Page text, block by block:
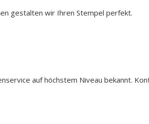
gestalten wir Ihren Stempel perfekt.
auf höchstem Niveau bekannt.